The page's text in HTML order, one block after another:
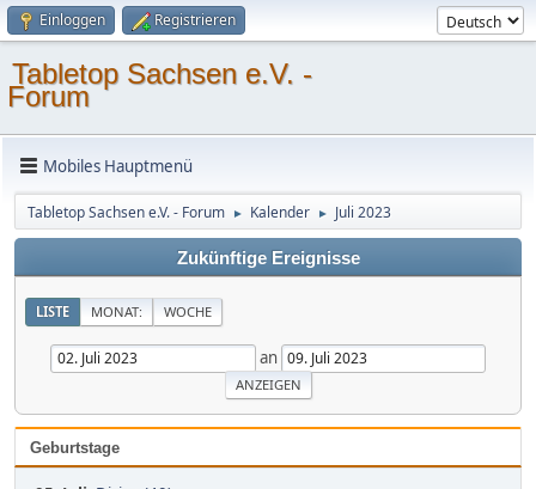
Einloggen Registrieren
Tabletop Sachsen e.V. -
Forum
Mobiles Hauptmenü
Tabletop Sachsen e.V. - Forum ► Kalender ► Juli 2023
Zukünftige Ereignisse
LISTE MONAT: WOCHE
an
Geburtstage